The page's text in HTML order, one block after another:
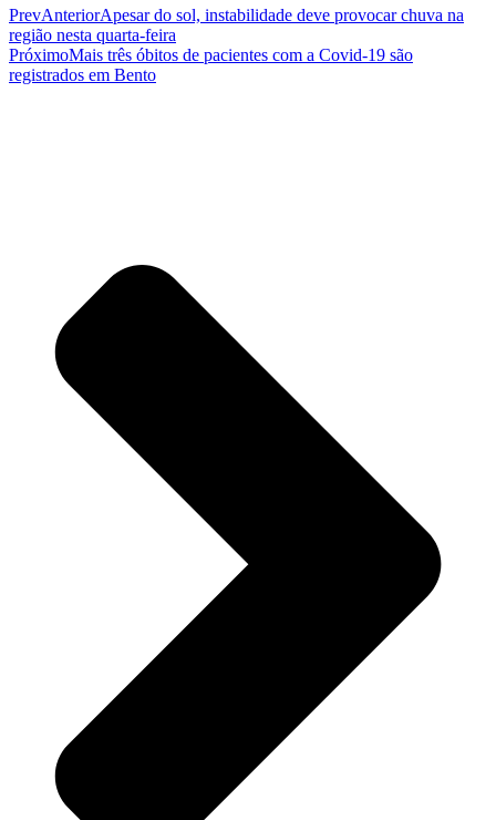
PrevAnteriorApesar do sol, instabilidade deve provocar chuva na
região nesta quarta-feira
PróximoMais três óbitos de pacientes com a Covid-19 são
registrados em Bento